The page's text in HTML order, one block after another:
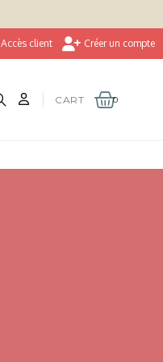
Accès client Créer un compte
CART